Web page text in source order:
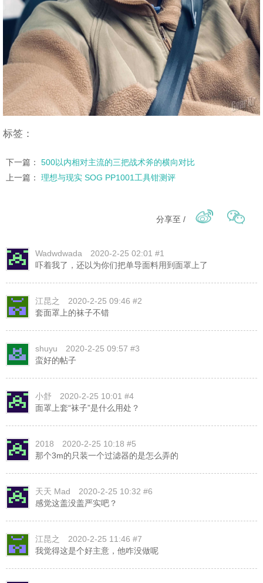
标签：
下一篇： 500以内相对主流的三把战术斧的横向对比
上一篇： 理想与现实 SOG PP1001工具钳测评
分享至 /
Wadwdwada
2020-2-25 02:01 #1
吓着我了，还以为你们把单导面料用到面罩上了
江昆之
2020-2-25 09:46 #2
套面罩上的袜子不错
shuyu
2020-2-25 09:57 #3
蛮好的帖子
小舒
2020-2-25 10:01 #4
面罩上套“袜子”是什么用处？
2018
2020-2-25 10:18 #5
那个3m的只装一个过滤器的是怎么弄的
天天 Mad
2020-2-25 10:32 #6
感觉这盖没盖严实吧？
江昆之
2020-2-25 11:46 #7
我觉得这是个好主意，他咋没做呢